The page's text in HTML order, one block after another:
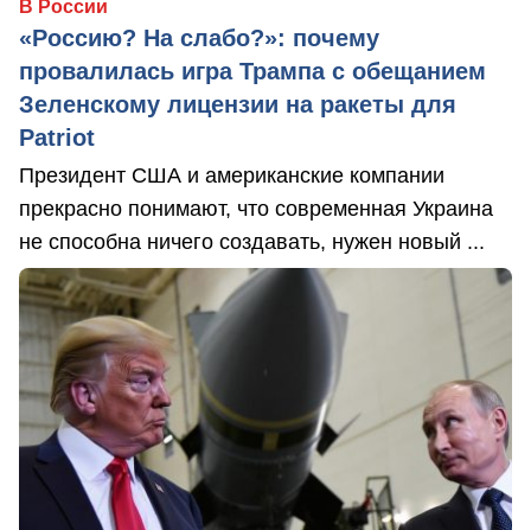
В России
«Россию? На слабо?»: почему
провалилась игра Трампа с обещанием
Зеленскому лицензии на ракеты для
Patriot
Президент США и американские компании
прекрасно понимают, что современная Украина
не способна ничего создавать, нужен новый ...